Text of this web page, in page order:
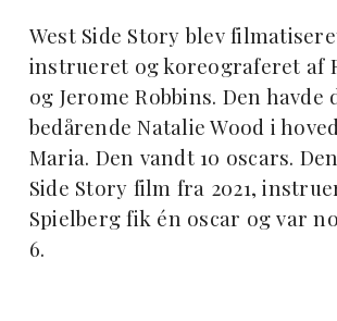
West Side Story blev
instrueret og koreograferet af
og Jerome Robbins. Den havde
bedårende Natalie Wood i
Maria. Den vandt 10 oscars.
Side Story film fra 2021,
Spielberg fik én oscar og var
6.